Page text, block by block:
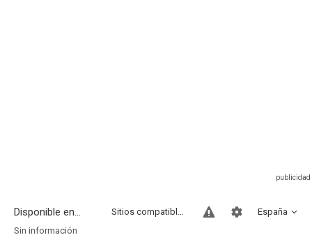
Disponible en... España
Sitios compatibles
Sin información